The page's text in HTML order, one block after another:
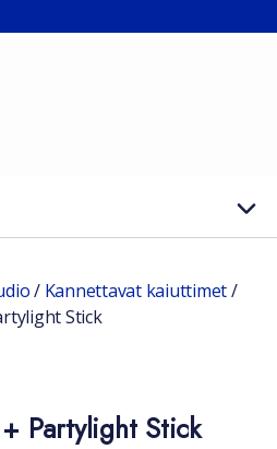
/ Kannettavat kaiuttimet/
Stick
Partylight Stick